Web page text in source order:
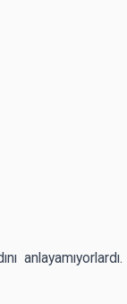
anlayamıyorlardı.